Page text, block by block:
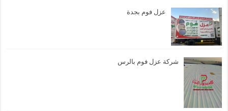
عزل فوم بجدة
شركة عزل فوم بالرس